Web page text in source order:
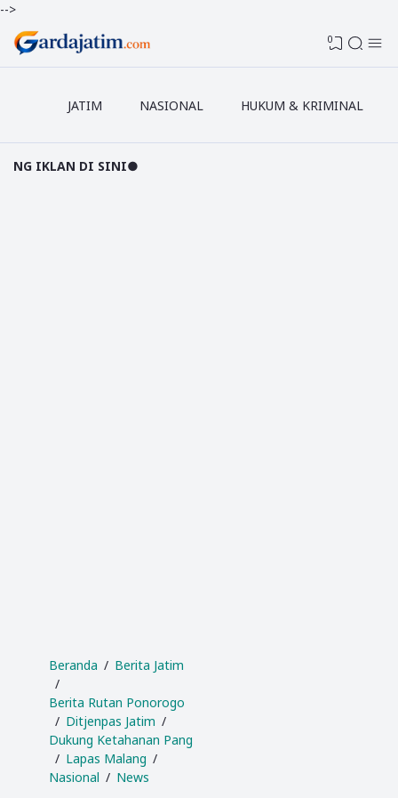
-->
0
JATIM NASIONAL HUKUM & KRIMINAL
DI SINI●
Beranda Berita Jatim
Berita Rutan Ponorogo
Ditjenpas Jatim
Dukung Ketahanan Pangan
Lapas Malang
Nasional
News